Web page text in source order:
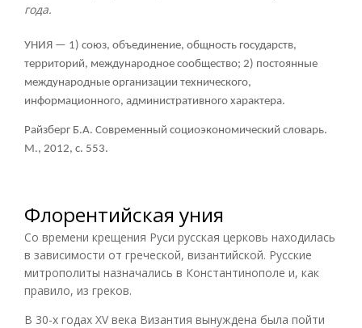
года.
УНИЯ — 1) союз, объединение, общность государств,
территорий, международное сообщество; 2) постоянные
международные организации технического,
информационного, административного характера.
Райзберг Б.А. Современный социоэкономический словарь.
М., 2012, с. 553.
Флорентийская уния
Со времени крещения Руси русская церковь находилась
в зависимости от греческой, византийской. Русские
митрополиты назначались в Константинополе и, как
правило, из греков.
В 30-х годах XV века Византия вынуждена была пойти